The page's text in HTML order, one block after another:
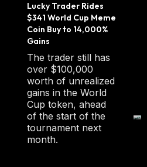
Lucky Trader Rides
$341 World Cup Meme
Coin Buy to 14,000%
Gains
The trader still has
over $100,000
worth of unrealized
gains in the World
Cup token, ahead
of the start of the
tournament next
month.